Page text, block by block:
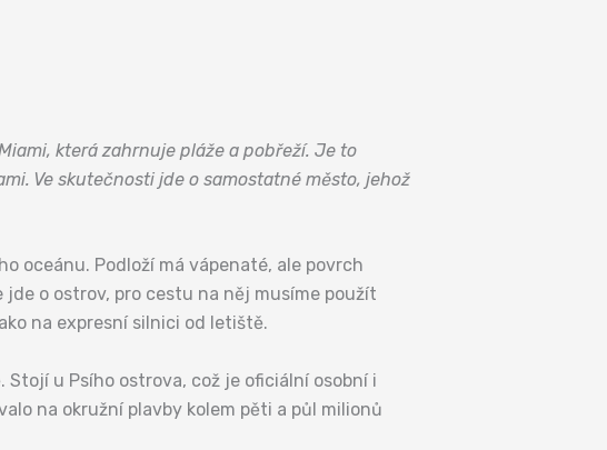
která zahrnuje pláže a pobřeží. Je to
Ve skutečnosti jde o samostatné město, jehož
oceánu. Podloží má vápenaté, ale povrch
o ostrov, pro cestu na něj musíme použít
na expresní silnici od letiště.
u Psího ostrova, což je oficiální osobní i
na okružní plavby kolem pěti a půl milionů